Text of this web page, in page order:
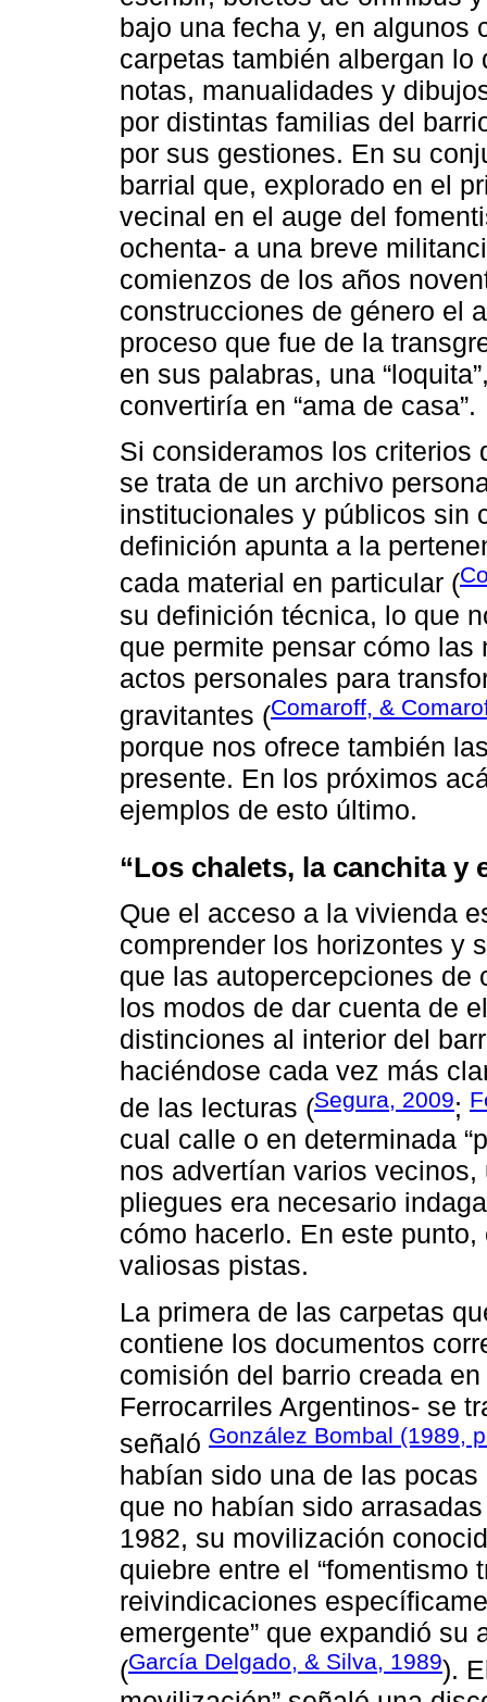
bajo una fecha y, en algunos
carpetas también albergan lo
notas, manualidades y
por distintas familias del
por sus gestiones. En su
barrial que, explorado en el
vecinal en el auge del
ochenta- a una breve
comienzos de los años
construcciones de género el
proceso que fue de la
en sus palabras, una
convertiría en “ama de casa”.
Si consideramos los criterios
se trata de un archivo
institucionales y públicos sin
definición apunta a la
cada material en particular (
su definición técnica, lo que
que permite pensar cómo
actos personales para
gravitantes (Comaroff, &
porque nos ofrece también
presente. En los próximos
ejemplos de esto último.
“Los chalets, la canchita y
Que el acceso a la vivienda
comprender los horizontes y
que las autopercepciones de
los modos de dar cuenta de
distinciones al interior del
haciéndose cada vez más
de las lecturas (Segura, 2009;
cual calle o en determinada
nos advertían varios vecinos,
pliegues era necesario
cómo hacerlo. En este
valiosas pistas.
La primera de las carpetas
contiene los documentos
comisión del barrio creada
Ferrocarriles Argentinos- se
señaló González Bombal (1989,
habían sido una de las
que no habían sido
1982, su movilización
quiebre entre el “fomentismo
reivindicaciones
emergente” que expandió
(García Delgado, & Silva, 1989).